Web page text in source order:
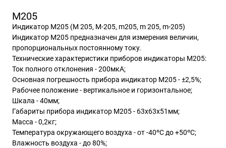
М205
Индикатор М205 (М 205, М-205, m205, m 205, m-205)
Индикатор М205 предназначен для измерения величин,
пропорциональных постоянному току.
Технические характеристики приборов индикаторы М205:
Ток полного отклонения - 200мкА;
Основная погрешность прибора индикатор М205 - ±2,5%;
Рабочее положение - вертикальное и горизонтальное;
Шкала - 40мм;
Габариты прибора индикатор М205 - 63х63х51мм;
Масса - 0,2кг;
Температура окружающего воздуха - от -40ºС до +50ºС;
Влажность воздуха - до 80%;